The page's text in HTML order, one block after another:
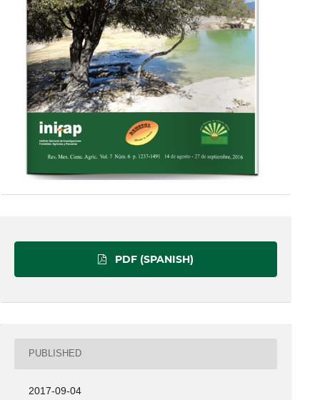
PDF (SPANISH)
PUBLISHED
2017-09-04